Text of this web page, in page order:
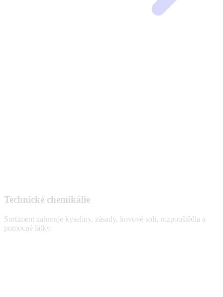
Technické chemikálie
Sortiment zahrnuje kyseliny, zásady, kovové soli, rozpouštědla a
pomocné látky.